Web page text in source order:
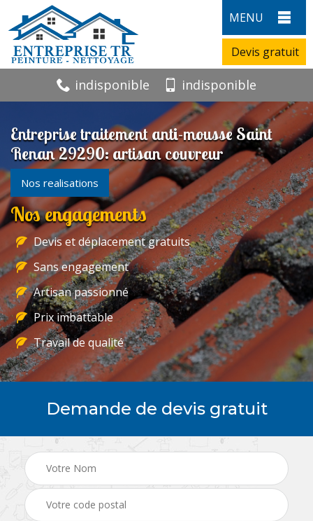
MENU
Devis gratuit
indisponible indisponible
Entreprise traitement anti-mousse Saint
Renan 29290: artisan couvreur
Nos realisations
Nos engagements
Devis et déplacement gratuits
Sans engagement
Artisan passionné
Prix imbattable
Travail de qualité
Demande de devis gratuit